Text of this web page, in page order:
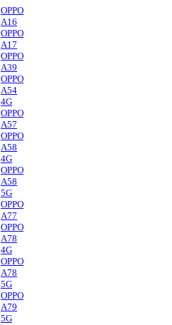
OPPO
A16
OPPO
A17
OPPO
A39
OPPO
A54
4G
OPPO
A57
OPPO
A58
4G
OPPO
A58
5G
OPPO
A77
OPPO
A78
4G
OPPO
A78
5G
OPPO
A79
5G